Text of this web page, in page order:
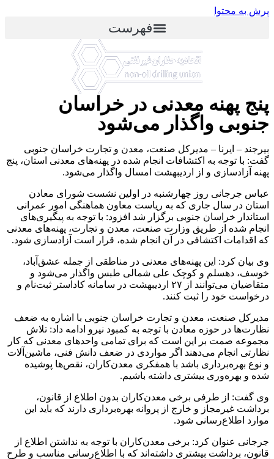
پرش به محتوا
فهرست
پنج پهنه معدنی در خراسان
جنوبی واگذار می‌شود
بیرجند – ایرنا – مدیرکل صنعت، معدن و تجارت خراسان جنوبی
گفت: با توجه به اکتشافات انجام شده در پهنه‌های معدنی استان، پنج
پهنه آزادسازی و از اردیبهشت امسال واگذار می‌شود.
عباس جرجانی روز چهارشنبه در اولین نشست شورای معادن
استان در سال جاری که به ریاست معاون هماهنگی امور عمرانی
استاندار خراسان جنوبی برگزار شد افزود: با توجه به پیگیری‌های
انجام شده از طریق وزارت صنعت، معدن و تجارت، پهنه‌های معدنی
که اقدامات اکتشافی در آن انجام شده، قرار است آزادسازی شود.
وی بیان کرد: این پهنه‌های معدنی در مناطقی از جمله عشق‌آباد،
خوسف، دهسلم و کوچک علی شمالی طبس واگذار می‌شود و
متقاضیان می‌توانند از ۲۷ اردیبهشت در سامانه کاداستر ثبت‌نام و
درخواست خود را ثبت کنند.
مدیرکل صنعت، معدن و تجارت خراسان جنوبی با اشاره به ضعف
نظارت‌ها در حوزه معادن با توجه به کمبود نیرو ادامه داد: تلاش
مجموعه صمت بر این است که برای تمامی واحدهای معدنی که کار
نظارتی انجام می‌دهند اگر مواردی در ضعف دانش فنی، ماشین‌آلات
و نوع بهره‌برداری باشد با همفکری معدن‌کاران، نقص‌ها پوشیده
شده و بهره‌وری بیشتری داشته باشیم.
وی گفت: از طرفی برخی معدن‌کاران بدون اطلاع از قانون،
برداشت غیرمجاز و خارج از پروانه بهره‌برداری دارند که باید این
موارد اطلاع‌رسانی شود.
جرجانی عنوان کرد: برخی معدن‌کاران با توجه به نداشتن اطلاع از
قانون، برداشت بیشتری داشته‌اند که با اطلاع‌رسانی مناسب و طرح